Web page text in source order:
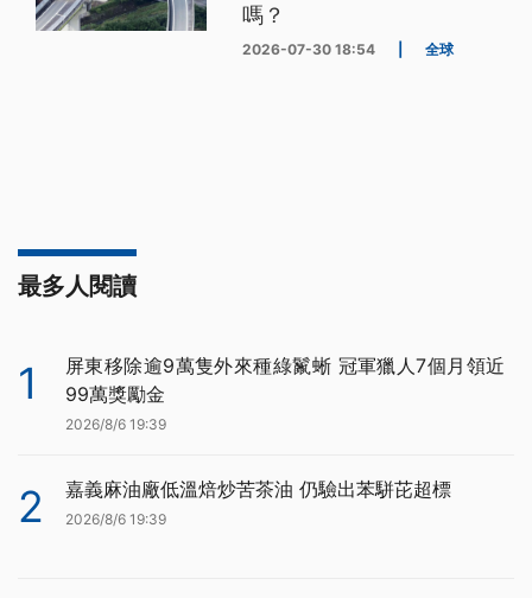
嗎？
2026-07-30 18:54 全球
最多人閱讀
1
屏東移除逾9萬隻外來種綠鬣蜥 冠軍獵人7個月領近
99萬獎勵金
2026/8/6 19:39
2 嘉義麻油廠低溫焙炒苦茶油 仍驗出苯駢芘超標
2026/8/6 19:39